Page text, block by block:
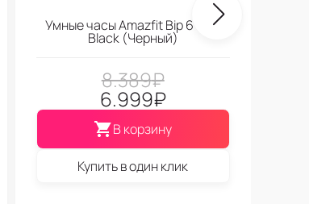
Умные часы Amazfit Bip 6 Soft
Black (Черный)
8.389₽
6.999₽
В корзину
Купить в один клик